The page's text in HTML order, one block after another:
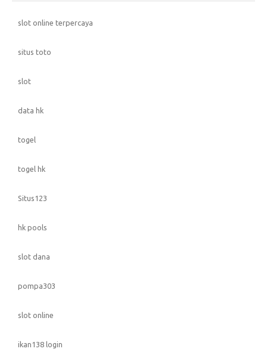
slot online terpercaya
situs toto
slot
data hk
togel
togel hk
Situs123
hk pools
slot dana
pompa303
slot online
ikan138 login